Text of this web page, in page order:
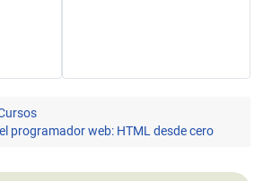
programador web: HTML desde cero